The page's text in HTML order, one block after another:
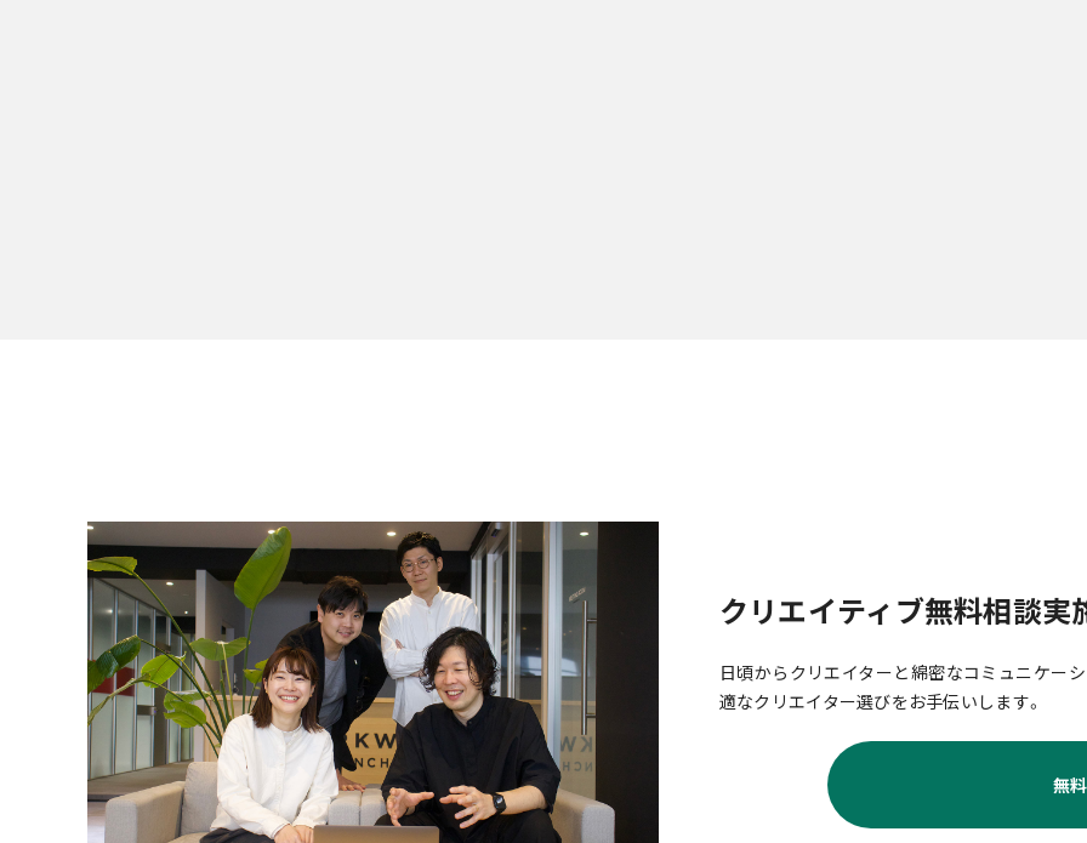
クリエイティブ無料相談実
日頃からクリエイターと綿密なコミュニケー
適なクリエイター選びをお手伝いします。
無